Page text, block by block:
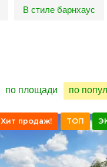
В стиле барнхаус
по площади по
Хит продаж! ТОП